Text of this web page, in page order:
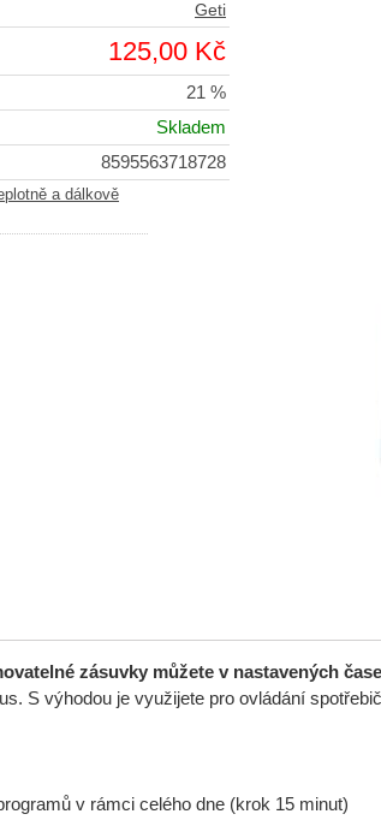
Geti
125,00 Kč
21 %
Skladem
8595563718728
a dálkově
zásuvky můžete v nastavených
S výhodou je využijete pro ovládání
v rámci celého dne (krok 15 minut)